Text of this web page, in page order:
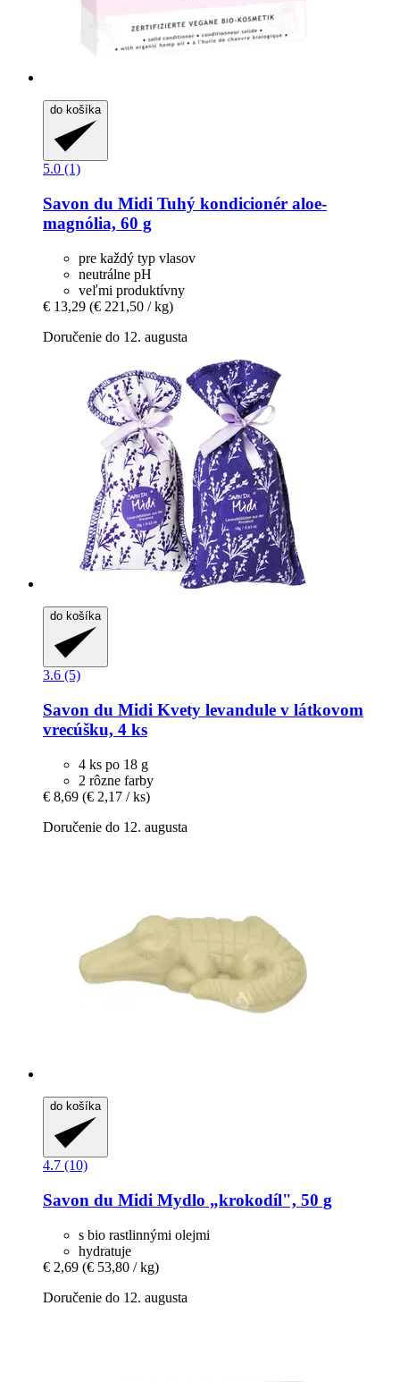
do košíka
5.0 (1)
Savon du Midi Tuhý kondicionér aloe-​
magnólia, 60 g
pre každý typ vlasov
neutrálne pH
veľmi produktívny
€ 13,29 (€ 221,50 / kg)
Doručenie do 12. augusta
do košíka
3.6 (5)
Savon du Midi Kvety levandule v látkovom
vrecúšku, 4 ks
4 ks po 18 g
2 rôzne farby
€ 8,69 (€ 2,17 / ks)
Doručenie do 12. augusta
do košíka
4.7 (10)
Savon du Midi Mydlo „krokodíl", 50 g
s bio rastlinnými olejmi
hydratuje
€ 2,69 (€ 53,80 / kg)
Doručenie do 12. augusta